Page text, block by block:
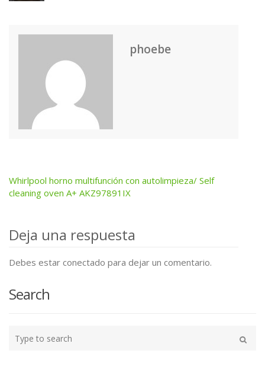
phoebe
Post
Whirlpool horno multifunción con autolimpieza/ Self
cleaning oven A+ AKZ97891IX
Deja una respuesta
Debes estar conectado para dejar un comentario.
Search
your